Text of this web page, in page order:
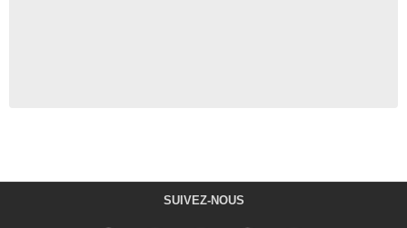
SUIVEZ-NOUS